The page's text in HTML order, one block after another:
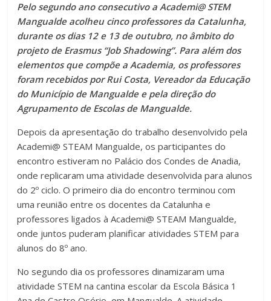
Pelo segundo ano consecutivo a Academi@ STEM
Mangualde acolheu cinco professores da Catalunha,
durante os dias 12 e 13 de outubro, no âmbito do
projeto de Erasmus “Job Shadowing”. Para além dos
elementos que compõe a Academia, os professores
foram recebidos por Rui Costa, Vereador da Educação
do Município de Mangualde e pela direção do
Agrupamento de Escolas de Mangualde.
Depois da apresentação do trabalho desenvolvido pela
Academi@ STEAM Mangualde, os participantes do
encontro estiveram no Palácio dos Condes de Anadia,
onde replicaram uma atividade desenvolvida para alunos
do 2º ciclo. O primeiro dia do encontro terminou com
uma reunião entre os docentes da Catalunha e
professores ligados à Academi@ STEAM Mangualde,
onde juntos puderam planificar atividades STEM para
alunos do 8º ano.
No segundo dia os professores dinamizaram uma
atividade STEM na cantina escolar da Escola Básica 1